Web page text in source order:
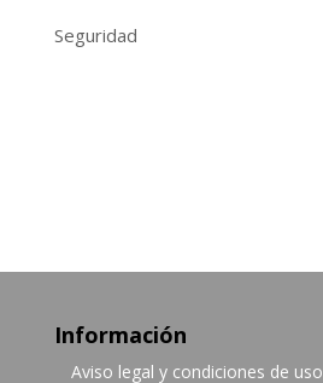
Seguridad
Información
Aviso legal y condiciones de uso